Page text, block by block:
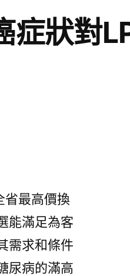
症狀對
省最高價換
能滿足為客
需求和條件
尿病的滿高